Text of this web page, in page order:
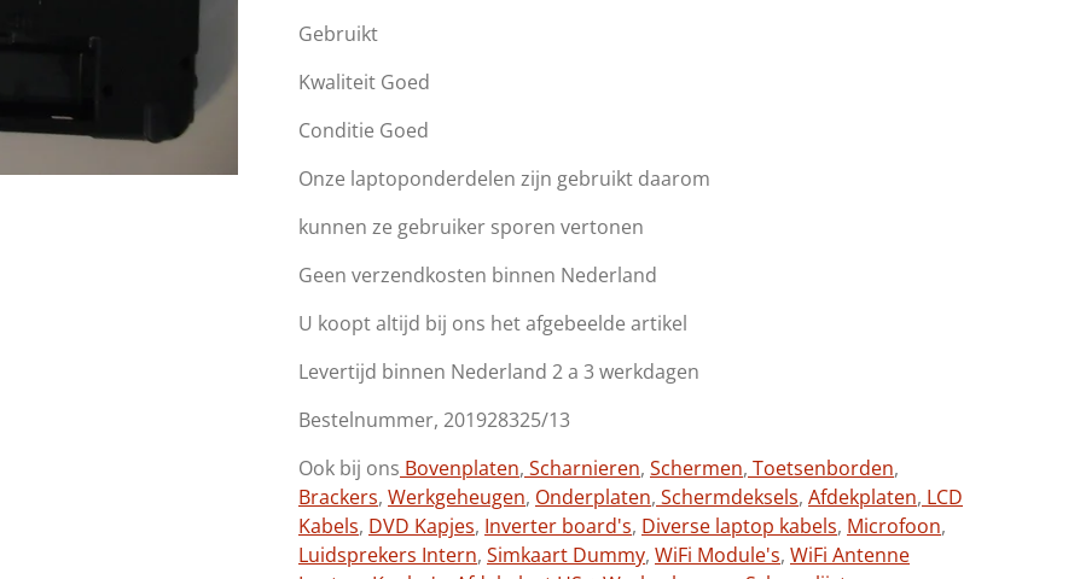
Gebruikt
Kwaliteit Goed
Conditie Goed
Onze laptoponderdelen zijn gebruikt daarom
kunnen ze gebruiker sporen vertonen
Geen verzendkosten binnen Nederland
U koopt altijd bij ons het afgebeelde artikel
Levertijd binnen Nederland 2 a 3 werkdagen
Bestelnummer, 201928325/13
Ook bij ons Bovenplaten, Scharnieren, Schermen, Toetsenborden,
Brackers, Werkgeheugen, Onderplaten, Schermdeksels, Afdekplaten, LCD
Kabels, DVD Kapjes, Inverter board's, Diverse laptop kabels, Microfoon,
Luidsprekers Intern, Simkaart Dummy, WiFi Module's, WiFi Antenne